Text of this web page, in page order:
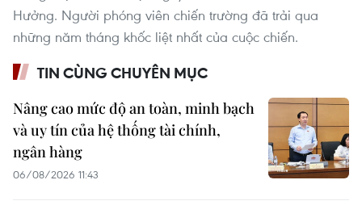
Hưởng. Người phóng viên chiến trường đã trải qua
những năm tháng khốc liệt nhất của cuộc chiến.
TIN CÙNG CHUYÊN MỤC
Nâng cao mức độ an toàn, minh bạch
và uy tín của hệ thống tài chính,
ngân hàng
06/08/2026 11:43